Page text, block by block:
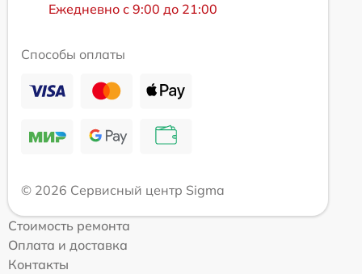
Ежедневно с 9:00 до 21:00
Способы оплаты
© 2026 Сервисный центр Sigma
Стоимость ремонта
Оплата и доставка
Контакты